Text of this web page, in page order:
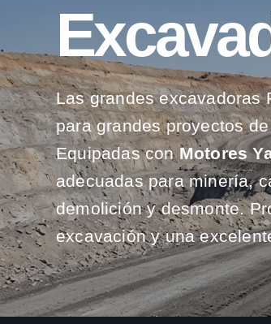
Las grandes excavadoras
para grandes proyectos
Equipadas con Motores
adecuadas para minería,
demolición y desmonte.
excavación y una